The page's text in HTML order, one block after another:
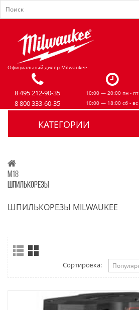
Официальный дилер Milwaukee
8 495 212-90-35
8 800 333-60-35
10:00 — 20:00 пн - пт
10:00 — 18:00 сб - вс
КАТЕГОРИИ
M18
ШПИЛЬКОРЕЗЫ
ШПИЛЬКОРЕЗЫ MILWAUKEE
Сортировка: